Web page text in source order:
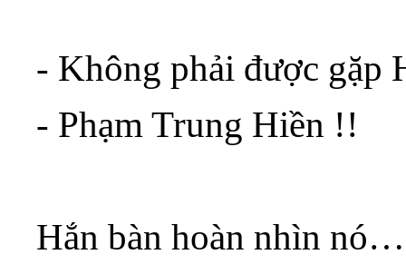
- Không phải được gặp
- Phạm Trung Hiền !!
Hắn bàn hoàn nhìn nó…